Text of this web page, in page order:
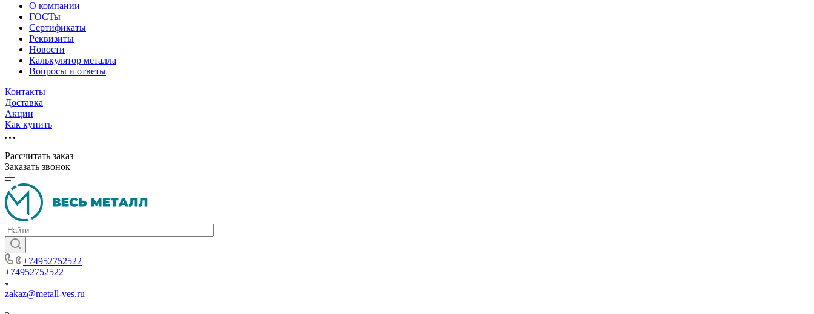
О компании
ГОСТы
Сертификаты
Реквизиты
Новости
Калькулятор металла
Вопросы и ответы
Контакты
Доставка
Акции
Как купить
Рассчитать заказ
Заказать звонок
+74952752522
+74952752522
zakaz@metall-ves.ru